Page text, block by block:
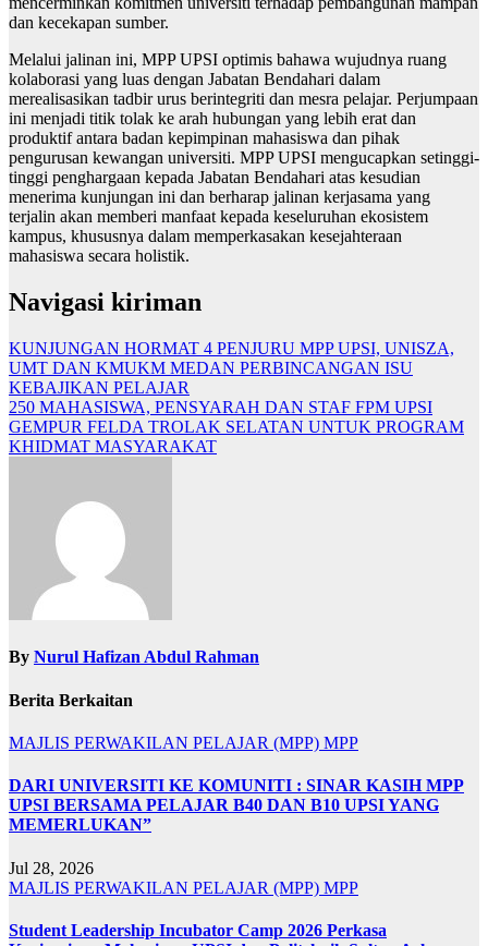
dan kecekapan sumber.
Melalui jalinan ini, MPP UPSI optimis bahawa wujudnya ruang
kolaborasi yang luas dengan Jabatan Bendahari dalam
merealisasikan tadbir urus berintegriti dan mesra pelajar. Perjumpaan
ini menjadi titik tolak ke arah hubungan yang lebih erat dan
produktif antara badan kepimpinan mahasiswa dan pihak
pengurusan kewangan universiti. MPP UPSI mengucapkan setinggi-
tinggi penghargaan kepada Jabatan Bendahari atas kesudian
menerima kunjungan ini dan berharap jalinan kerjasama yang
terjalin akan memberi manfaat kepada keseluruhan ekosistem
kampus, khususnya dalam memperkasakan kesejahteraan
mahasiswa secara holistik.
Navigasi kiriman
KUNJUNGAN HORMAT 4 PENJURU MPP UPSI, UNISZA,
UMT DAN KMUKM MEDAN PERBINCANGAN ISU
KEBAJIKAN PELAJAR
250 MAHASISWA, PENSYARAH DAN STAF FPM UPSI
GEMPUR FELDA TROLAK SELATAN UNTUK PROGRAM
KHIDMAT MASYARAKAT
By Nurul Hafizan Abdul Rahman
Berita Berkaitan
MAJLIS PERWAKILAN PELAJAR (MPP) MPP
DARI UNIVERSITI KE KOMUNITI : SINAR KASIH MPP
UPSI BERSAMA PELAJAR B40 DAN B10 UPSI YANG
MEMERLUKAN”
Jul 28, 2026
MAJLIS PERWAKILAN PELAJAR (MPP) MPP
Student Leadership Incubator Camp 2026 Perkasa